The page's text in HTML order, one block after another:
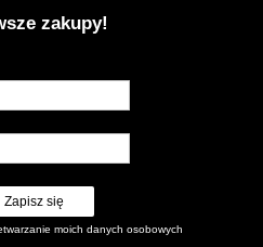
zakupy!
Zapisz się
moich danych osobowych